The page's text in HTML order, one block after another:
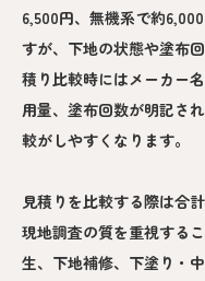
6,500円、無機系で約
すが、下地の状態や塗布
積り比較時にはメーカー
用量、塗布回数が明記さ
較がしやすくなります。
見積りを比較する際は合
現地調査の質を重視する
生、下地補修、下塗り・